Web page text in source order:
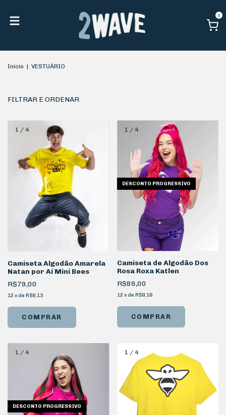
0
Início | VESTUÁRIO
FILTRAR E ORDENAR
1 / 4
Camiseta Algodão Amarela
Natan por Aí Mini Bees
R$79,00
12 x de R$8,13
COMPRAR
1/ 4
DESCONTO PROGRESSIVO
Camiseta de Algodão Dos
Rosa Roxa Katlen
R$89,00
12 x de R$9,16
COMPRAR
1 / 4
DESCONTO PROGRESSIVO
1 / 4